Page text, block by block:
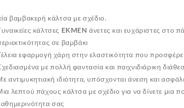
βαμβακερή κάλτσα με σχέδιο.
κάλτσες EKMEN άνετες και ευχάριστες στο
σε βαμβάκι
εφαρμογή χάρη στην ελαστικότητα που
με πολλή φαντασία και παιχνιδιάρικη
αντιμυκητιακή ιδιότητα, υπόσχονται άνεση και
λεπτού πάχους κάλτσα με σχέδιο για να δίνετε μια
σας